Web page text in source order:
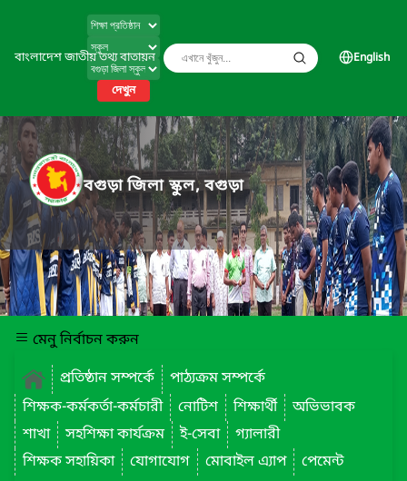
বাংলাদেশ জাতীয় তথ্য বাতায়ন
দেখুন
English
বগুড়া জিলা স্কুল, বগুড়া
মেনু নির্বাচন করুন
প্রতিষ্ঠান সম্পর্কে
পাঠ্যক্রম সম্পর্কে
শিক্ষক-কর্মকর্তা-কর্মচারী
নোটিশ শিক্ষার্থী
অভিভাবক
শাখা
সহশিক্ষা কার্যক্রম ই-সেবা
গ্যালারী
শিক্ষক সহায়িকা
যোগাযোগ মোবাইল এ্যাপ পেমেন্ট